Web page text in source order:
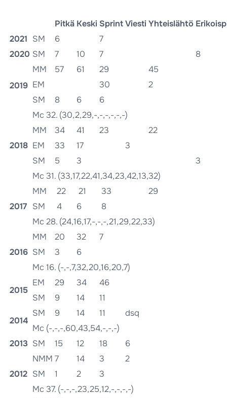
Pitkä Keski SprintViestiYhteislähtö
2021 SM 6
7
2020 SM 7 10 7 8
2019
MM 57 61 29
45
EM
30
2
SM
8 6
6
Mc 32. (30,2,29,-,-,-,-,-,-)
2018
MM 34 41 23
22
EM
33 17
3
SM
5 3
3
Mc 31. (33,17,22,41,34,23,42,13,32)
2017
MM 22 21 33
29
SM
4 6
8
Mc 28. (24,16,17,-,-,-,21,29,22,33)
2016
MM 20 32
7
SM
3
6
Mc 16. (-,-,7,32,20,16,20,7)
2015
EM 29 34
46
SM
9 14 11
2014
SM 9 14 11
dsq
Mc (-,-,-,60,43,54,-,-,-)
2013 SM 15 12 18 6
2012
NMM 7 14 3
2
SM
1 2
3
Mc 37. (-,-,-,23,25,12,-,-,-,-)